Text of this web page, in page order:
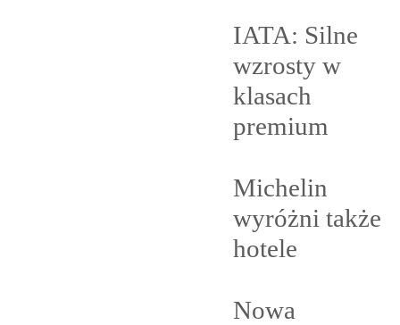
IATA: Silne
wzrosty w
klasach
premium
Michelin
wyróżni także
hotele
Nowa